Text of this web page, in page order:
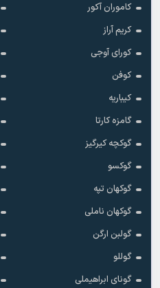
کاموران آکور
کریم آراز
کورای آوجی
کوفن
کیباریه
گامزه کارتا
گوکچه کیرگیز
گوکسو
گوکهان تپه
گوکهان ناملی
گولبن ارگن
گوللو
گونای ابراهیملی